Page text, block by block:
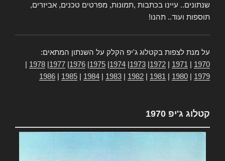
שנתונים.. עיינו בכתבות ,תמונות, מפרטים טכנים, אביזרים,
תוספות ועוד.. תהנו!
על מנת לצפות בקטלוג ג'יפ הקלק על השנתון המתאים:
1970
1971
1972
1973
1974
1975
1976
1977
1978
1979
1980
1981
1982
1983
1984
1985
1986
קטלוג ג'יפ 1970